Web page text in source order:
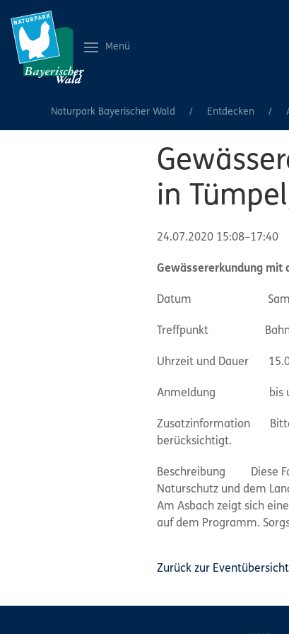
Menü
Naturpark Bayerischer Wald Entdecken
in
24.07.2020 15:08–17:40
Gewässererkundung mit
Datum
Treffpunkt
Uhrzeit und Dauer
Anmeldung bis um
Zusatzinformation Bitte
berücksichtigt.
Beschreibung Diese
Naturschutz und dem
Am Asbach zeigt sich
auf dem Programm.
Zurück zur Eventübersicht